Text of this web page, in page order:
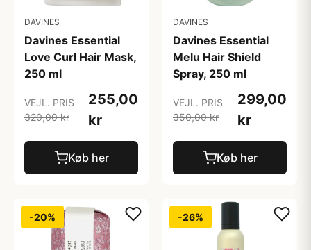
DAVINES
Davines Essential
Love Curl Hair Mask,
250 ml
VEJL. PRIS
320,00 kr
255,00
kr
Køb her
DAVINES
Davines Essential
Melu Hair Shield
Spray, 250 ml
VEJL. PRIS
350,00 kr
299,00
kr
Køb her
-20% -26%